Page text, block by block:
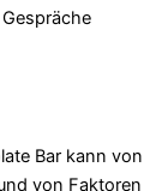
Bar kann von
von Faktoren